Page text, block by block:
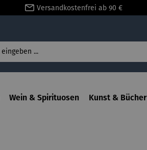
Versandkostenfrei ab 90 €
Wein & Spirituosen Kunst & Bücher